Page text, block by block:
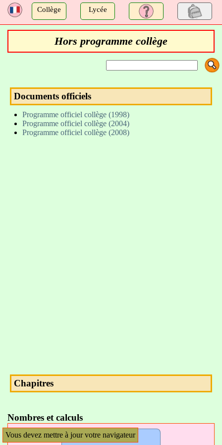
a Collège Lycée
Hors programme collège
Documents officiels
Programme officiel collège (1998)
Programme officiel collège (2004)
Programme officiel collège (2008)
Chapitres
Nombres et calculs
Arithmétique
Vous devez mettre à jour votre navigateur